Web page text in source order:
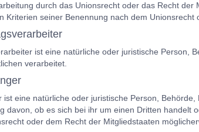
durch das Unionsrecht oder das Recht
Kriterien seiner Benennung nach dem
ist eine natürliche oder juristische Person,
verarbeitet.
ist eine natürliche oder juristische Person,
davon, ob es sich bei ihr um einen Dritten handelt
oder dem Recht der Mitgliedstaaten